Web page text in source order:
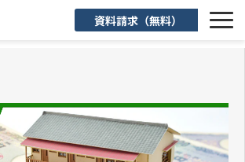
資料請求（無料）